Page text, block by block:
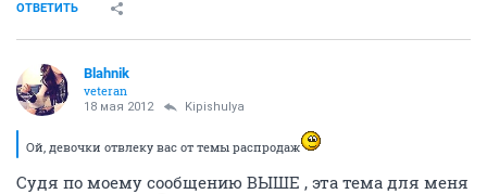
ОТВЕТИТЬ
Blahnik
veteran
18 мая 2012 Kipishulyа
Ой, девочки отвлеку вас от темы распродаж
Судя по моему сообщению ВЫШЕ , эта тема для меня